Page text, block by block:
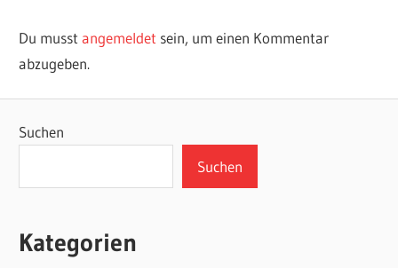
Du musstangemeldet sein, um einen Kommentar
abzugeben.
Suchen
Suchen
Kategorien